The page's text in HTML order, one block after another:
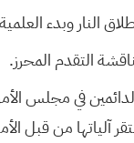
النار وبدء العلمية
التقدم المحرز.
في مجلس
آلياتها من قبل